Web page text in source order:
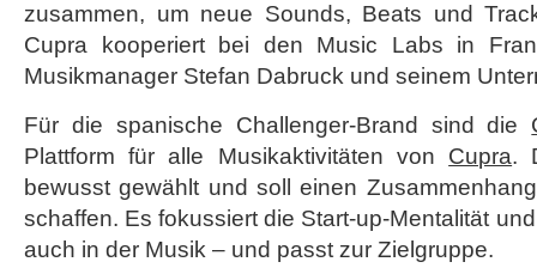
zusammen, um neue Sounds, Beats und
Cupra kooperiert bei den Music Labs in
Musikmanager Stefan Dabruck und seinem
Für die spanische Challenger-Brand sind die
Plattform für alle Musikaktivitäten von Cupra.
bewusst gewählt und soll einen
schaffen. Es fokussiert die Start-up-Mentalität
auch in der Musik – und passt zur Zielgruppe.